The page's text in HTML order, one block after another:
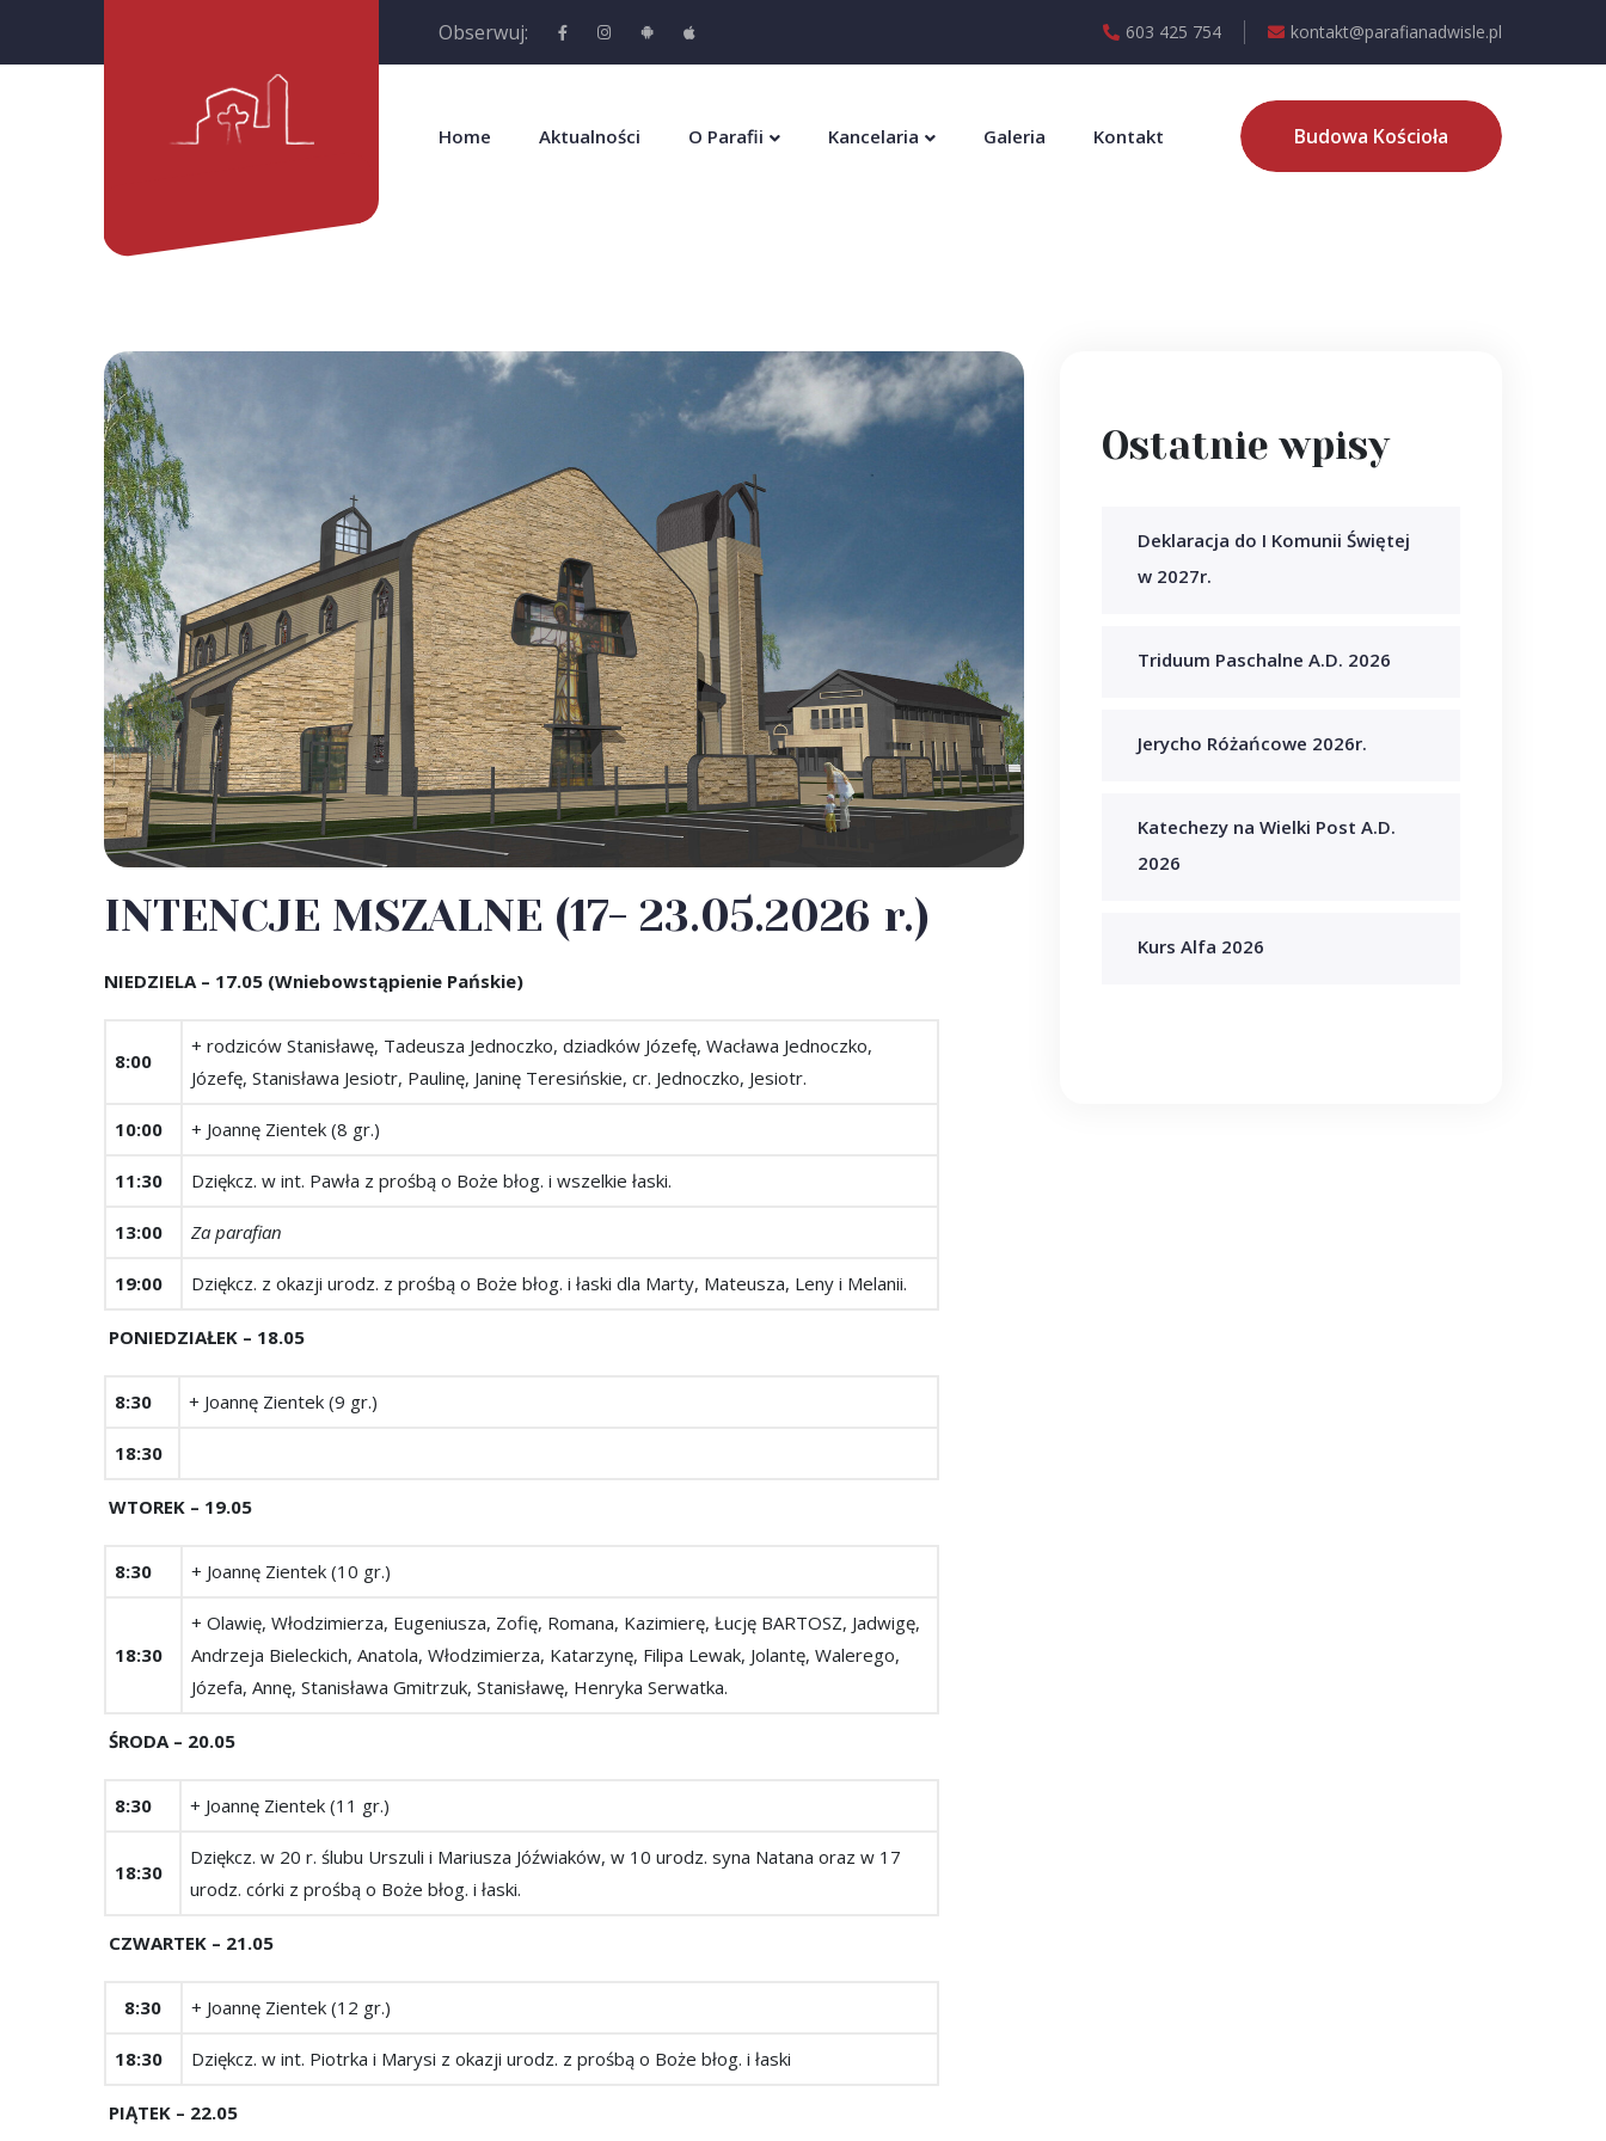
Obserwuj: 603 425 754 kontakt@parafianadwisle.pl
Home Aktualności O Parafii Kancelaria Galeria Kontakt Budowa Kościoła
INTENCJE MSZALNE (17- 23.05.2026 r.)
NIEDZIELA – 17.05 (Wniebowstąpienie Pańskie)
8:00
+ rodziców Stanisławę, Tadeusza Jednoczko, dziadków Józefę, Wacława Jednoczko,
Józefę, Stanisława Jesiotr, Paulinę, Janinę Teresińskie, cr. Jednoczko, Jesiotr.
10:00 + Joannę Zientek (8 gr.)
11:30 Dziękcz. w int. Pawła z prośbą o Boże błog. i wszelkie łaski.
13:00 Za parafian
19:00 Dziękcz. z okazji urodz. z prośbą o Boże błog. i łaski dla Marty, Mateusza, Leny i Melanii.
PONIEDZIAŁEK – 18.05
8:30 + Joannę Zientek (9 gr.)
18:30
WTOREK – 19.05
8:30 + Joannę Zientek (10 gr.)
18:30
+ Olawię, Włodzimierza, Eugeniusza, Zofię, Romana, Kazimierę, Łucję BARTOSZ, Jadwigę,
Andrzeja Bieleckich, Anatola, Włodzimierza, Katarzynę, Filipa Lewak, Jolantę, Walerego,
Józefa, Annę, Stanisława Gmitrzuk, Stanisławę, Henryka Serwatka.
ŚRODA – 20.05
8:30 + Joannę Zientek (11 gr.)
18:30
Dziękcz. w 20 r. ślubu Urszuli i Mariusza Jóźwiaków, w 10 urodz. syna Natana oraz w 17
urodz. córki z prośbą o Boże błog. i łaski.
CZWARTEK ­– 21.05
8:30 + Joannę Zientek (12 gr.)
18:30 Dziękcz. w int. Piotrka i Marysi z okazji urodz. z prośbą o Boże błog. i łaski
PIĄTEK – 22.05
Ostatnie wpisy
Deklaracja do I Komunii Świętej
w 2027r.
Triduum Paschalne A.D. 2026
Jerycho Różańcowe 2026r.
Katechezy na Wielki Post A.D.
2026
Kurs Alfa 2026